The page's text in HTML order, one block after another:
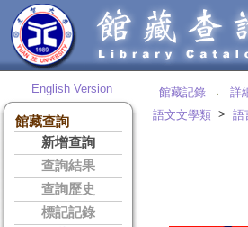
English Version
館藏查詢
新增查詢
查詢結果
查詢歷史
標記記錄
館藏記錄 ‧ 詳
語文文學類 > 語